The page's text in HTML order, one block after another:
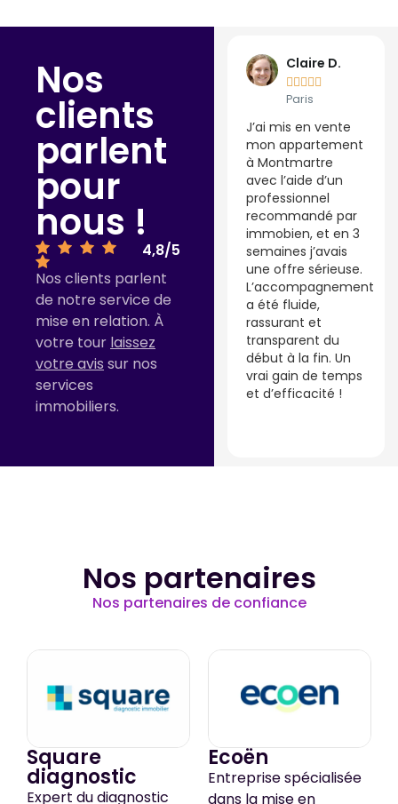
Nos
clients
parlent
pour
nous !
4,8/5
Nos clients parlent
de notre service de
mise en relation. À
votre tour laissez
votre avis sur nos
services
immobiliers.
Lyon
Un service ultra
simple, rapide et
gratuit. J’ai rempli
le formulaire un
lundi matin, j’ai été
rappelé l’après-
midi par un agent
immobilier
compétent de ma
région. Moins d’une
semaine plus tard,
mon local
commercial était
en ligne avec de
belles photos et
une stratégie
claire.
Claire D.
    
Paris
J’ai mis en vente
mon appartement
à Montmartre
avec l’aide d’un
professionnel
recommandé par
immobien, et en 3
semaines j’avais
une offre sérieuse.
L’accompagnement
a été fluide,
rassurant et
transparent du
début à la fin. Un
vrai gain de temps
et d’efficacité !
Nos partenaires
Nos partenaires de confiance
Square
diagnostic
Expert du diagnostic
Ecoën
Entreprise spécialisée
dans la mise en